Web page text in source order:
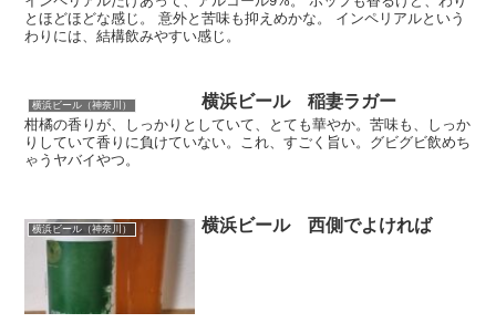
とほどほどな感じ。 意外と苦味も抑えめかな。 インペリアルという
わりには、結構飲みやすい感じ。
横浜ビール（神奈川） 横浜ビール 稲妻ラガー
柑橘の香りが、しっかりとしていて、とても華やか。苦味も、しっか
りしていて香りに負けていない。これ、すごく旨い。グビグビ飲めち
ゃうヤバイやつ。
横浜ビール（神奈川） 横浜ビール 西側でよければ